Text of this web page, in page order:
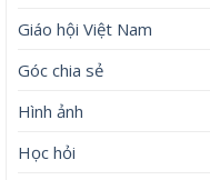
Giáo hội Việt Nam
Góc chia sẻ
Hình ảnh
Học hỏi